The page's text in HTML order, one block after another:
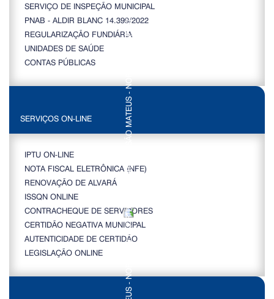
SERVIÇO DE INSPEÇÃO MUNICIPAL
PNAB - ALDIR BLANC 14.399/2022
REGULARIZAÇÃO FUNDIÁRIA
UNIDADES DE SAÚDE
CONTAS PÚBLICAS
SERVIÇOS ON-LINE
IPTU ON-LINE
NOTA FISCAL ELETRÔNICA (NFE)
RENOVAÇÃO DE ALVARÁ
ISSQN ONLINE
CONTRACHEQUE DE SERVIDORES
CERTIDÃO NEGATIVA MUNICIPAL
AUTENTICIDADE DE CERTIDÃO
LEGISLAÇÃO ONLINE